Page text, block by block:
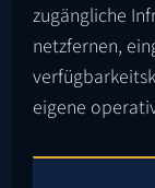
zugängliche
netzfernen,
eigene